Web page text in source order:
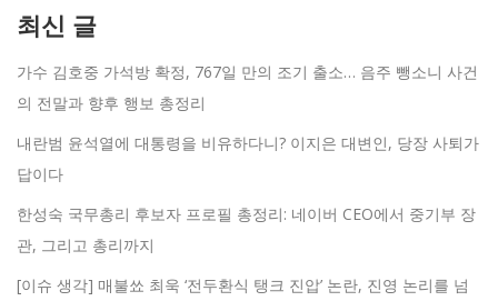
최신 글
가수 김호중 가석방 확정, 767일 만의 조기 출소… 음주 뺑소니 사건
의 전말과 향후 행보 총정리
내란범 윤석열에 대통령을 비유하다니? 이지은 대변인, 당장 사퇴가
답이다
한성숙 국무총리 후보자 프로필 총정리: 네이버 CEO에서 중기부 장
관, 그리고 총리까지
[이슈 생각] 매불쑈 최욱 ‘전두환식 탱크 진압’ 논란, 진영 논리를 넘